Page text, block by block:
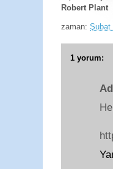
Robert Plant
zaman: Şubat
1 yorum: